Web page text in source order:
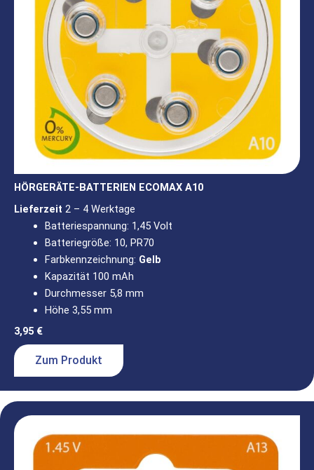
HÖRGERÄTE-BATTERIEN ECOMAX A10
Lieferzeit 2 – 4 Werktage
Batteriespannung: 1,45 Volt
Batteriegröße: 10, PR70
Farbkennzeichnung: Gelb
Kapazität 100 mAh
Durchmesser 5,8 mm
Höhe 3,55 mm
3,95 €
Zum Produkt